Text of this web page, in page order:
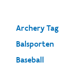
Archery Tag
Balsporten
Baseball